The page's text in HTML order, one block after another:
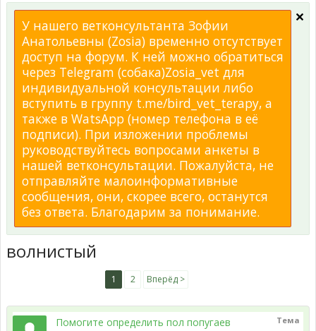
У нашего ветконсультанта Зофии
Анатольевны (Zosia) временно отсутствует
доступ на форум. К ней можно обратиться
через Telegram (собака)Zosia_vet для
индивидуальной консультации либо
вступить в группу t.me/bird_vet_terapy, а
также в WatsApp (номер телефона в её
подписи). При изложении проблемы
руководствуйтесь вопросами анкеты в
нашей ветконсультации. Пожалуйста, не
отправляйте малоинформативные
сообщения, они, скорее всего, останутся
без ответа. Благодарим за понимание.
волнистый
1 2 Вперёд >
Тема
Помогите определить пол попугаев